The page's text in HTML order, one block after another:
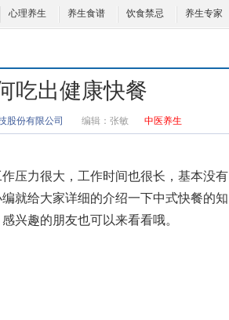
心理养生 养生食谱 饮食禁忌 养生专家
吃出健康快餐
股份有限公司 编辑： 张敏 中医养生
力很大，工作时间也很长，基本没有
就给大家详细的介绍一下中式快餐的知
兴趣的朋友也可以来看看哦。